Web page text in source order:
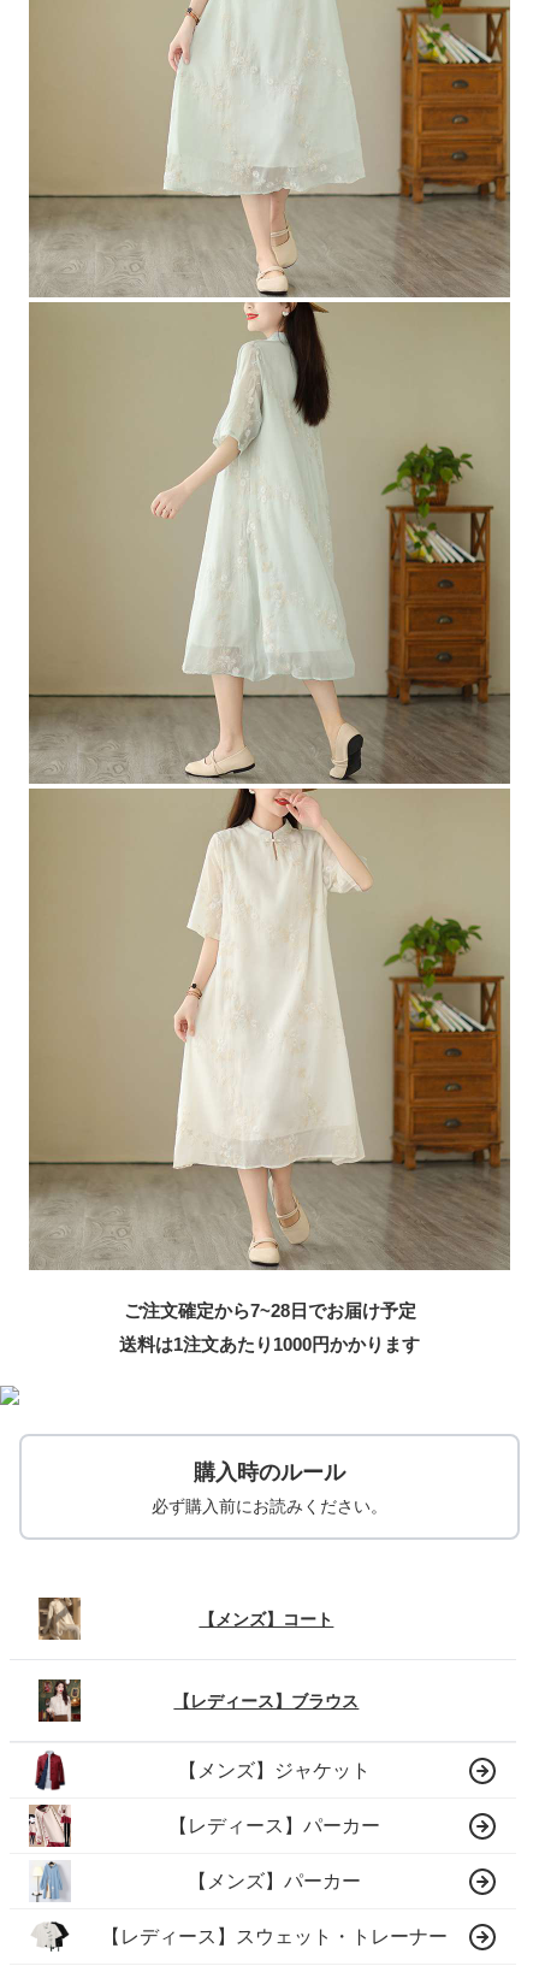
ご注文確定から7~28日でお届け予定
送料は1注文あたり 1000円かかります
購入時のルール
必ず購入前にお読みください。
【メンズ】コート
【レディース】ブラウス
【メンズ】ジャケット
【レディース】パーカー
【メンズ】パーカー
【レディース】スウェット・トレーナー